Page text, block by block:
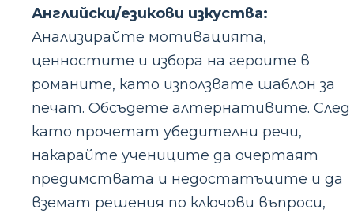
Английски/езикови изкуства:
Анализирайте мотивацията,
ценностите и избора на героите в
романите, като използвате шаблон за
печат. Обсъдете алтернативите. След
като прочетат убедителни речи,
накарайте учениците да очертаят
предимствата и недостатъците и да
вземат решения по ключови въпроси,